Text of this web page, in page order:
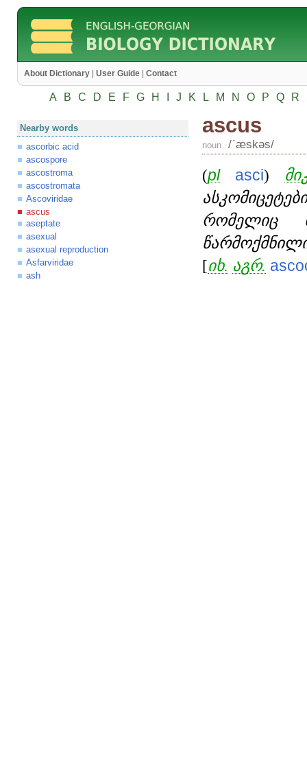
About Dictionary User Guide Contact
A B C D E F G H J K L M N O P Q R
Nearby words
ascorbic acid
ascospore
ascostroma
ascostromata
Ascoviridae
ascus
aseptate
asexual
asexual reproduction
Asfarviridae
ash
ascus
noun /ʹæskəs/
(pl asci)
რომელიც
[იხ. აგრ.